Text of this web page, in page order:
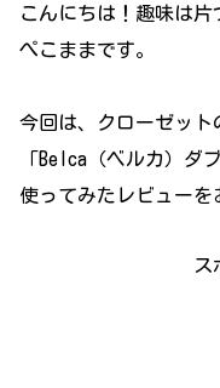
こんにちは！趣味は
ぺこままです。
今回は、クローゼット
「Belca（ベルカ）ダ
使ってみたレビューを
ス